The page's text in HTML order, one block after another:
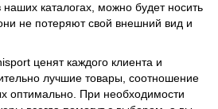
каталогах, можно будет носить
не потеряют свой внешний вид и
ценят каждого клиента и
лучшие товары, соотношение
оптимально. При необходимости